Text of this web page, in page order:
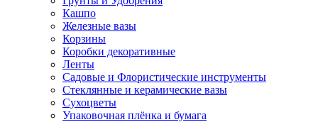
Кашпо
Железные вазы
Корзины
Коробки декоративные
Ленты
Садовые и Флористические инструменты
Стеклянные и керамические вазы
Сухоцветы
Упаковочная плёнка и бумага